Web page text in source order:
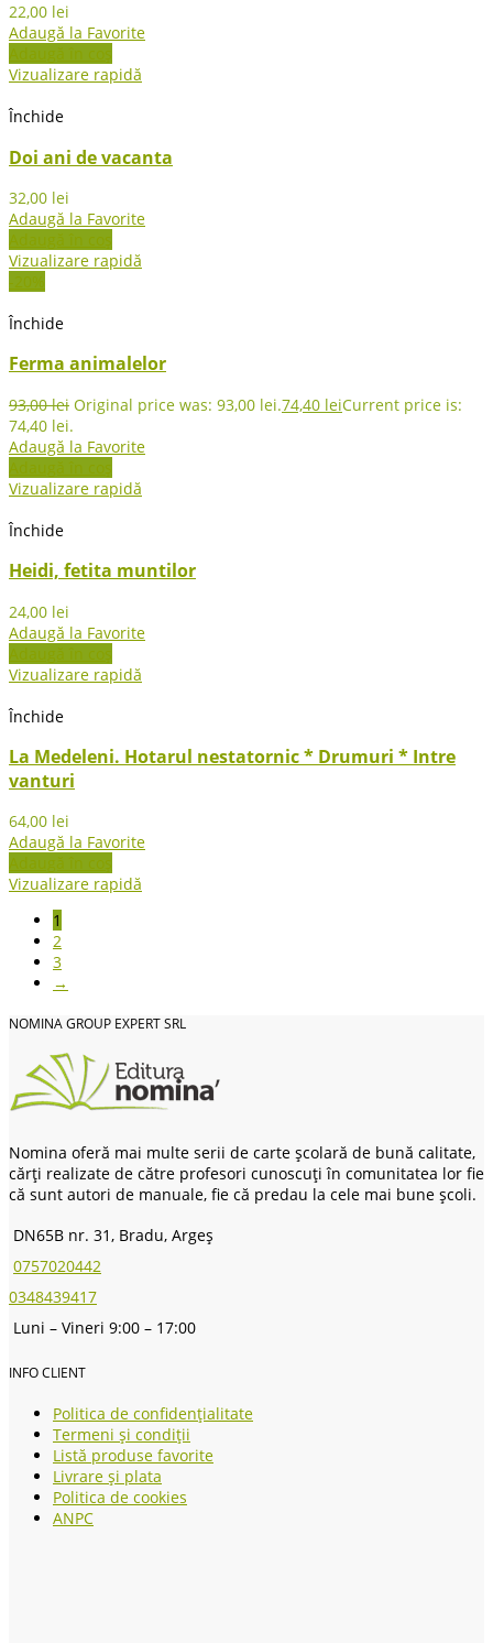
22,00 lei
Adaugă la Favorite
Adaugă în coș
Vizualizare rapidă
Închide
Doi ani de vacanta
32,00 lei
Adaugă la Favorite
Adaugă în coș
Vizualizare rapidă
-20%
Închide
Ferma animalelor
93,00lei Original price was: 93,00 lei.74,40 leiCurrent price is:
74,40 lei.
Adaugă la Favorite
Adaugă în coș
Vizualizare rapidă
Închide
Heidi, fetita muntilor
24,00 lei
Adaugă la Favorite
Adaugă în coș
Vizualizare rapidă
Închide
La Medeleni. Hotarul nestatornic * Drumuri * Intre
vanturi
64,00 lei
Adaugă la Favorite
Adaugă în coș
Vizualizare rapidă
1
2
3
→
NOMINA GROUP EXPERT SRL
Nomina oferă mai multe serii de carte școlară de bună calitate,
cărți realizate de către profesori cunoscuți în comunitatea lor fie
că sunt autori de manuale, fie că predau la cele mai bune școli.
DN65B nr. 31, Bradu, Argeș
0757020442
0348439417
Luni – Vineri 9:00 – 17:00
INFO CLIENT
Politica de confidențialitate
Termeni și condiții
Listă produse favorite
Livrare și plata
Politica de cookies
ANPC